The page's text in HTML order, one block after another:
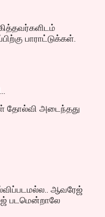
பாராட்டுக்கள்.
தோல்வி அடைந்தது
ஆவரேஜ்
படமென்றாலே